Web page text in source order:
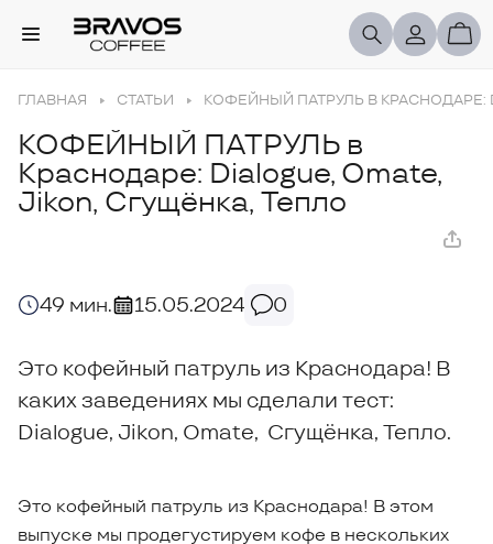
ГЛАВНАЯ СТАТЬИ КОФЕЙНЫЙ ПАТРУЛЬ В КРАСНОДАРЕ:
КОФЕЙНЫЙ ПАТРУЛЬ в
Краснодаре: Dialogue, Omate,
Jikon, Сгущёнка, Тепло
49 мин. 15.05.2024 0
Это кофейный патруль из Краснодара! В
каких заведениях мы сделали тест:
Dialogue, Jikon, Omate, Сгущёнка, Тепло.
Это кофейный патруль из Краснодара! В этом
выпуске мы продегустируем кофе в нескольких